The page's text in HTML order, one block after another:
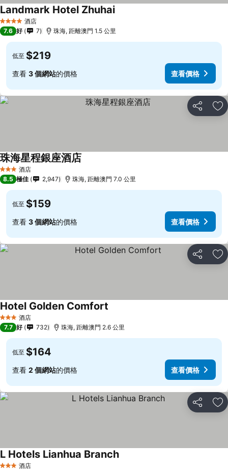
4 星級 酒店
Landmark Hotel Zhuhai查看價格
7.6 好 7 珠海, 距離澳門 1.5 公里
低至 $219
查看 3 個網站的價格 查看價格
分享 放
3 星級 酒店
珠海星程銀座酒店
8.5 極佳 2,947 珠海, 距離澳門 7.0 公里
低至 $159
查看 3 個網站的價格 查看價格
分享 放
3 星級 酒店
Hotel Golden Comfort
7.7 好 732 珠海, 距離澳門 2.6 公里
低至 $164
查看 2 個網站的價格 查看價格
分享 放
3 星級 酒店
L Hotels Lianhua Branch查看價格